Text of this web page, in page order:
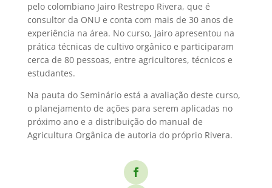
pelo colombiano Jairo Restrepo Rivera, que é
consultor da ONU e conta com mais de 30 anos de
experiência na área. No curso, Jairo apresentou na
prática técnicas de cultivo orgânico e participaram
cerca de 80 pessoas, entre agricultores, técnicos e
estudantes.
Na pauta do Seminário está a avaliação deste curso,
o planejamento de ações para serem aplicadas no
próximo ano e a distribuição do manual de
Agricultura Orgânica de autoria do próprio Rivera.